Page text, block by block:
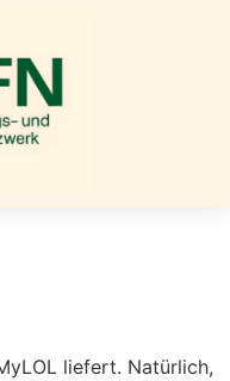
liefert. Natürlich,